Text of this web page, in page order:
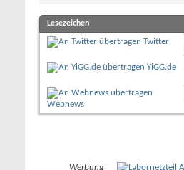
Lesezeichen
Twitter
YiGG.de
Webnews
Werbung